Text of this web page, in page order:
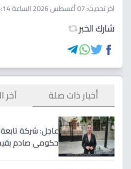
اخر تحديث:07 أغسطس 2026 الساعة 04:14 مساءاً
شارك الخبر
أخبار ذات صلة آخر
عاجل: شركة